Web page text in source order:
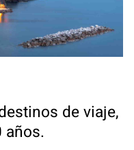
de viaje,
años.